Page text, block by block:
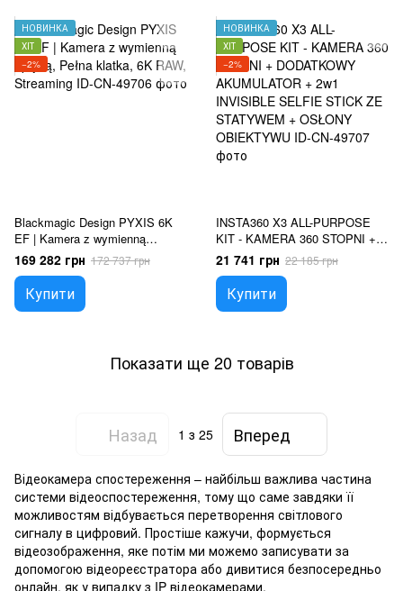
НОВИНКА
ХІТ
−2%
Blackmagic Design PYXIS 6K
EF | Kamera z wymienną
optyką, Pełna klatka, 6K RAW,
Streaming
169 282 грн 172 737 грн
Купити
НОВИНКА
ХІТ
−2%
INSTA360 X3 ALL-PURPOSE
KIT - KAMERA 360 STOPNI +
DODATKOWY AKUMULATOR +
2w1 INVISIBLE SELFIE STICK
ZE STATYWEM + OSŁONY
OBIEKTYWU
21 741 грн 22 185 грн
Купити
Показати ще 20 товарів
Назад 1 з 25 Вперед
Відеокамера спостереження – найбільш важлива частина
системи відеоспостереження, тому що саме завдяки її
можливостям відбувається перетворення світлового
сигналу в цифровий. Простіше кажучи, формується
відеозображення, яке потім ми можемо записувати за
допомогою відеореєстратора або дивитися безпосередньо
онлайн, як у випадку з IP відеокамерами.